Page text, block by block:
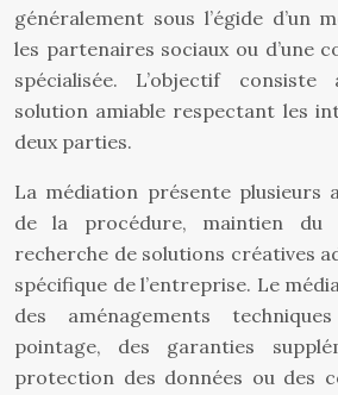
généralement sous l’égide d’un
les partenaires sociaux ou d’une
spécialisée. L’objectif
solution amiable respectant les
deux parties.
La médiation présente plusieurs
de la procédure, maintien du
recherche de solutions créatives
spécifique de l’entreprise. Le
des aménagements
pointage, des garanties
protection des données ou des